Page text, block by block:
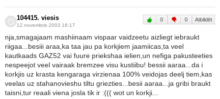
104415. viesis
12.novembris 2003 16:17
0 0 Atbildēt
nja,smagajaam mashiinaam vispaar vaidzeetu aizliegt iebraukt
riigaa...besiii araa,ka taa jau pa korkjiem jaamiicas,ta veel
kautkaads GAZ52 vai fuure priekshaa ielien,un nefiga pakusteeties
nespeejot veel vairaak bremzee visu kustiibu! bessii aaraa...da i
korkjis uz krasta kengaraga virzienaa 100% veidojas deelj tiem,kas
veelas uz stahanovieshu tiltu griezties...besii aaraa...ja gribi braukt
taisni,tur reaali viena josla tik ir :((( wot un korkji...